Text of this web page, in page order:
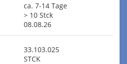
ca. 7-14 Tage
> 10 Stck
08.08.26
33.103.025
STCK